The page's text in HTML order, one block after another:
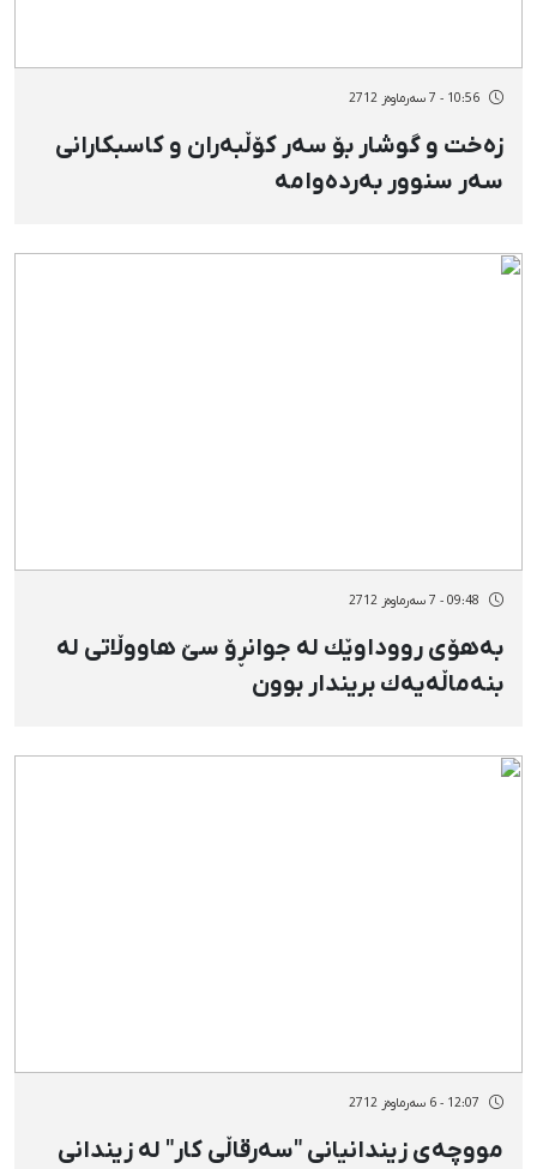
10:56 - 7 سەرماوەز 2712
زەخت و گوشار بۆ سەر کۆڵبەران و کاسبکارانی
سەر سنوور بەردەوامە
09:48 - 7 سەرماوەز 2712
بەهۆی رووداوێك لە جوانڕۆ سێ‌ هاووڵاتی لە
بنەماڵەیەك بریندار بوون
12:07 - 6 سەرماوەز 2712
مووچەی زیندانیانی "سەرقاڵی كار" لە زیندانی